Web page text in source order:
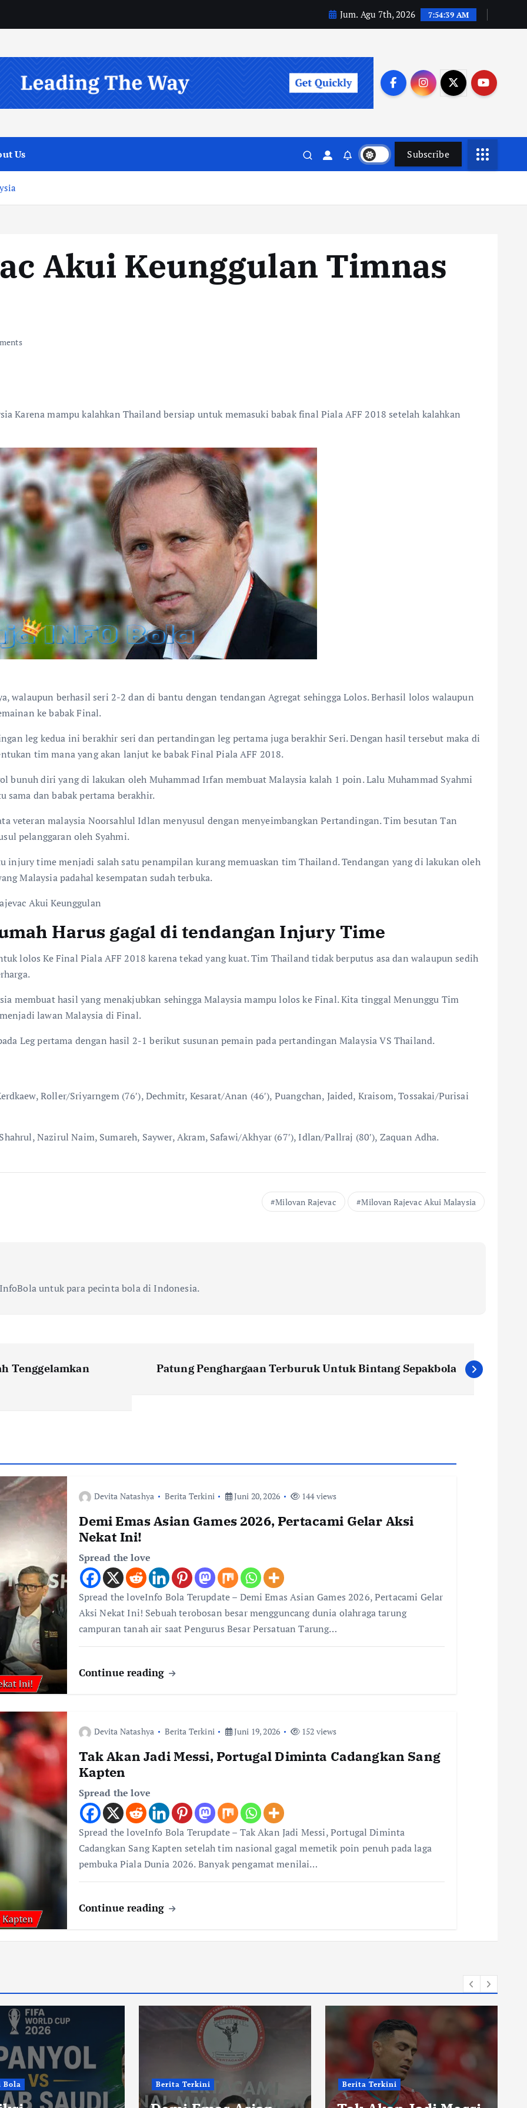
Jum. Agu 7th, 2026 7:54:41 AM
Us Subscribe
Akui Keunggulan Timnas
Karena mampu kalahkan Thailand bersiap untuk memasuki babak final Piala AFF 2018 setelah kalahkan
walaupun berhasil seri 2-2 dan di bantu dengan tendangan Agregat sehingga Lolos. Berhasil lolos walaupun
ke babak Final.
leg kedua ini berakhir seri dan pertandingan leg pertama juga berakhir Seri. Dengan hasil tersebut maka di
tim mana yang akan lanjut ke babak Final Piala AFF 2018.
bunuh diri yang di lakukan oleh Muhammad Irfan membuat Malaysia kalah 1 poin. Lalu Muhammad Syahmi
dan babak pertama berakhir.
veteran malaysia Noorsahlul Idlan menyusul dengan menyeimbangkan Pertandingan. Tim besutan Tan
pelanggaran oleh Syahmi.
time menjadi salah satu penampilan kurang memuaskan tim Thailand. Tendangan yang di lakukan oleh
Malaysia padahal kesempatan sudah terbuka.
Harus gagal di tendangan Injury Time
lolos Ke Final Piala AFF 2018 karena tekad yang kuat. Tim Thailand tidak berputus asa dan walaupun sedih
membuat hasil yang menakjubkan sehingga Malaysia mampu lolos ke Final. Kita tinggal Menunggu Tim
lawan Malaysia di Final.
Leg pertama dengan hasil 2-1 berikut susunan pemain pada pertandingan Malaysia VS Thailand.
Roller/Sriyarngem (76′), Dechmitr, Kesarat/Anan (46′), Puangchan, Jaided, Kraisom, Tossakai/Purisai
Nazirul Naim, Sumareh, Saywer, Akram, Safawi/Akhyar (67′), Idlan/Pallraj (80′), Zaquan Adha.
Milovan Rajevac Milovan Rajevac Akui Malaysia
untuk para pecinta bola di Indonesia.
Tenggelamkan
Patung Penghargaan Terburuk Untuk Bintang Sepakbola
Devita Natashya Berita Terkini Juni 20, 2026 144 views
Demi Emas Asian Games 2026, Pertacami Gelar Aksi
Nekat Ini!
Spread the love
Spread the loveInfo Bola Terupdate – Demi Emas Asian Games 2026, Pertacami Gelar
Aksi Nekat Ini! Sebuah terobosan besar mengguncang dunia olahraga tarung
campuran tanah air saat Pengurus Besar Persatuan Tarung…
Continue reading
Devita Natashya Berita Terkini Juni 19, 2026 152 views
Tak Akan Jadi Messi, Portugal Diminta Cadangkan Sang
Kapten
Spread the love
Spread the loveInfo Bola Terupdate – Tak Akan Jadi Messi, Portugal Diminta
Cadangkan Sang Kapten setelah tim nasional gagal memetik poin penuh pada laga
pembuka Piala Dunia 2026. Banyak pengamat menilai…
Continue reading
Bola Berita Terkini Berita Terkini